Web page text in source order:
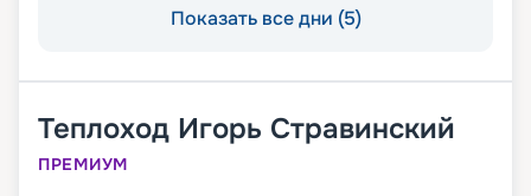
Показать все дни (5)
Теплоход Игорь Стравинский
ПРЕМИУМ